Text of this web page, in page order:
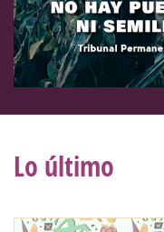
Lo último